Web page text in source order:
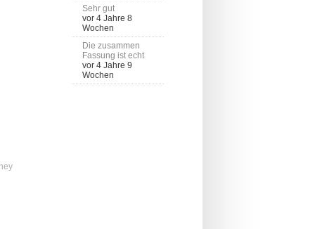
Sehr gut
vor 4 Jahre 8
Wochen
Die zusammen
Fassung ist echt
vor 4 Jahre 9
Wochen